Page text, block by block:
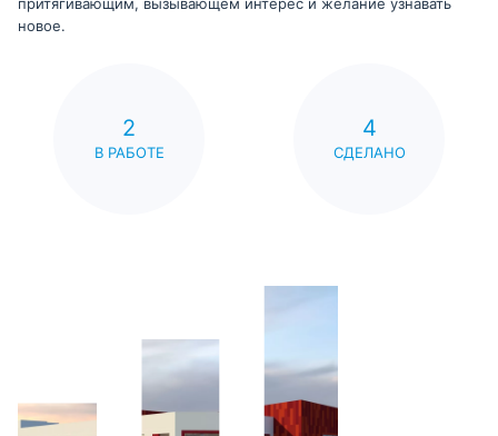
притягивающим, вызывающем интерес и желание узнавать
новое.
2
В РАБОТЕ
4
СДЕЛАНО